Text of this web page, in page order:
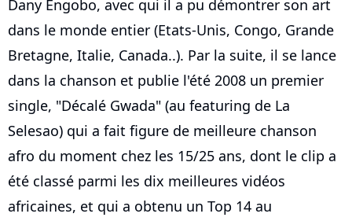
Dany Engobo, avec qui il a pu démontrer son art
dans le monde entier (Etats-Unis, Congo, Grande
Bretagne, Italie, Canada..). Par la suite, il se lance
dans la chanson et publie l'été 2008 un premier
single, "Décalé Gwada" (au featuring de La
Selesao) qui a fait figure de meilleure chanson
afro du moment chez les 15/25 ans, dont le clip a
été classé parmi les dix meilleures vidéos
africaines, et qui a obtenu un Top 14 au